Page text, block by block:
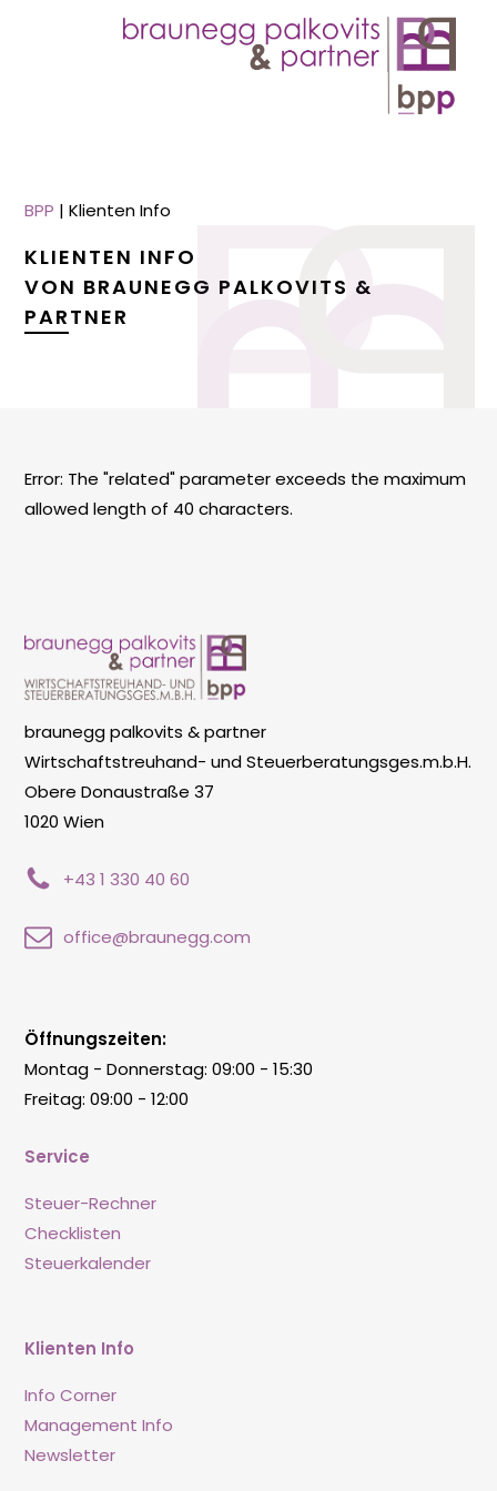
BPP |Klienten Info
KLIENTEN INFO
VON BRAUNEGG PALKOVITS &
PARTNER
Error: The "related" parameter exceeds the maximum
allowed length of 40 characters.
braunegg palkovits & partner
Wirtschaftstreuhand- und Steuerberatungsges.m.b.H.
Obere Donaustraße 37
1020 Wien
+43 1 330 40 60
office@braunegg.com
Service
Steuer-Rechner
Checklisten
Steuerkalender
Klienten Info
Info Corner
Management Info
Newsletter
Öffnungszeiten:
Montag - Donnerstag: 09:00 - 15:30
Freitag: 09:00 - 12:00